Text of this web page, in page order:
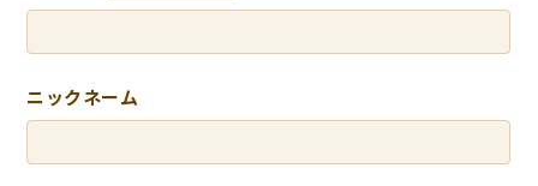
ニックネーム